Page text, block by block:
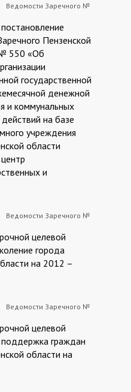
Ведомости Заречного №
Пензенской
550 «Об
государственной
денежной
и коммунальных
на базе
учреждения
области
и
Ведомости Заречного №
целевой
города
на 2012 –
Ведомости Заречного №
целевой
граждан
области на